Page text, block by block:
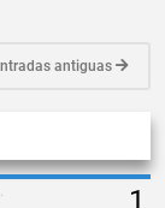
antiguas